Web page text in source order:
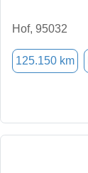
Hof, 95032
125.150 km